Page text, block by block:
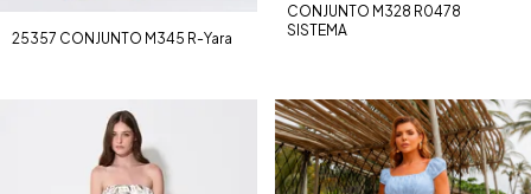
25357 CONJUNTO M345 R-Yara
CONJUNTO M328 R0478
SISTEMA